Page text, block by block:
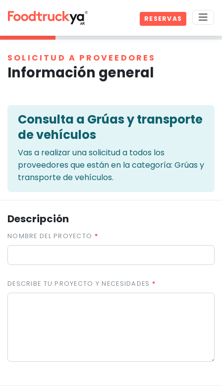
RESERVAS
SOLICITUD A PROVEEDORES
Información general
Consulta a Grúas y transporte
de vehículos
Vas a realizar una solicitud a todos los
proveedores que están en la categoría: Grúas y
transporte de vehículos.
Descripción
NOMBRE DEL PROYECTO
DESCRIBE TU PROYECTO Y NECESIDADES